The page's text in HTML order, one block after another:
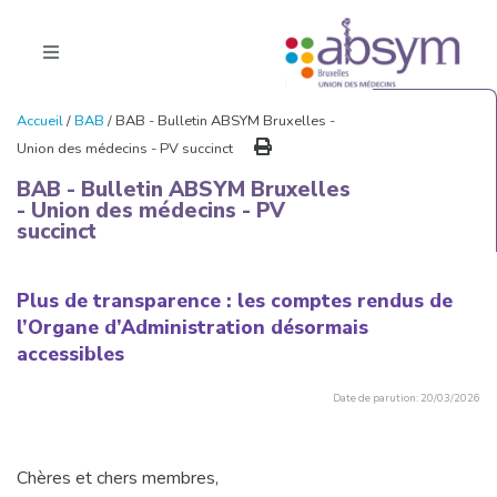
Accueil/BAB / BAB - Bulletin ABSYM Bruxelles -
Union des médecins - PV succinct
BAB - Bulletin ABSYM Bruxelles
- Union des médecins - PV
succinct
Plus de transparence : les comptes rendus de
l’Organe d’Administration désormais
accessibles
Date de parution: 20/03/2026
Chères et chers membres,